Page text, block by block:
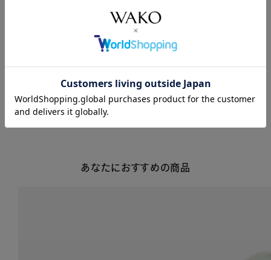
あなたにおすすめの商品